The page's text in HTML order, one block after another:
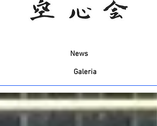
News
Galeria